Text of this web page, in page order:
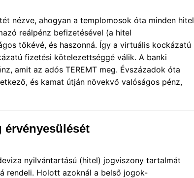
nézve, ahogyan a templomosok óta minden hitel
reálpénz befizetésével (a hitel
tőkévé, és haszonná. Így a virtuális kockázatú
fizetési kötelezettséggé válik. A banki
amit az adós TEREMT meg. Évszázadok óta
és kamat útján növekvő valóságos pénz,
érvényesülését
nyilvántartású (hitel) jogviszony tartalmát
rendeli. Holott azoknál a belső jogok-